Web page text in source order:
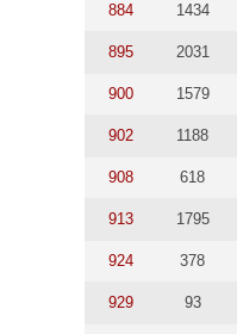
884 1434
895 2031
900 1579
902 1188
908 618
913 1795
924 378
929 93